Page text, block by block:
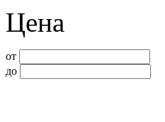
Цена
от
до